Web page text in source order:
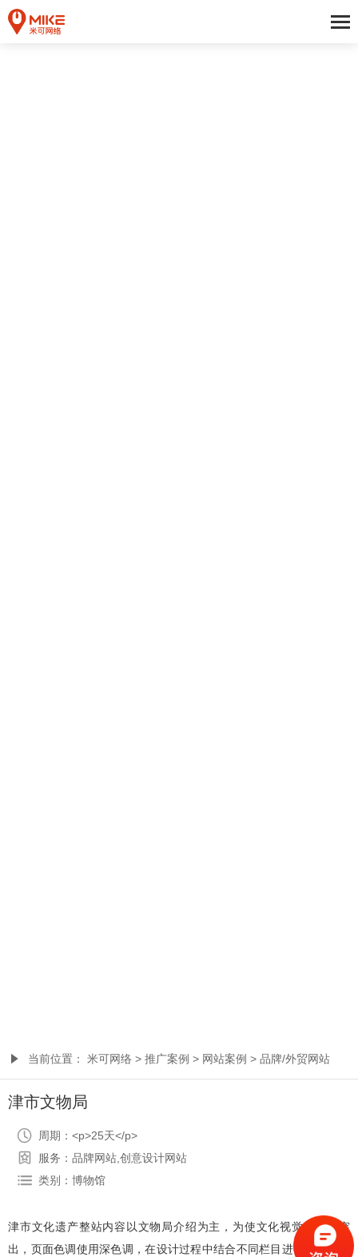
 当前位置： 米可网络 > 推广案例 > 网站案例 > 品牌/外贸网站
津市文物局
 周期：<p>25天</p>
 服务：品牌网站,创意设计网站
 类别：博物馆
津市文化遗产整站内容以文物局介绍为主，为使文化视觉效果更突
出，页面色调使用深色调，在设计过程中结合不同栏目进行内页的排